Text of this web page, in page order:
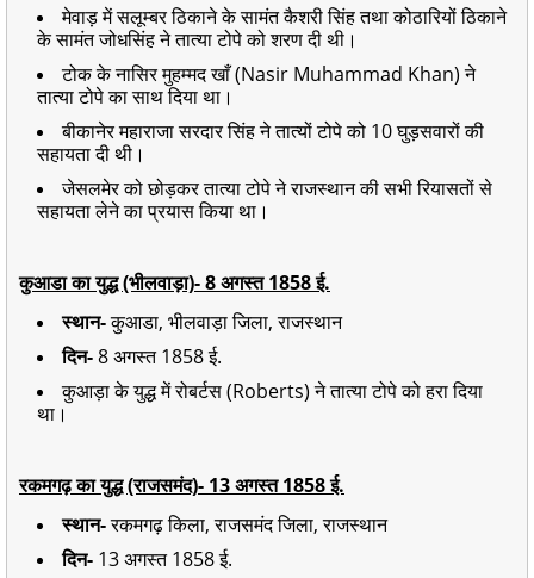
मेवाड़ में सलूम्बर ठिकाने के सामंत कैशरी सिंह तथा कोठारियों ठिकाने
के सामंत जोधसिंह ने तात्या टोपे को शरण दी थी।
टोक के नासिर मुहम्मद खाँ (Nasir Muhammad Khan) ने
तात्या टोपे का साथ दिया था।
बीकानेर महाराजा सरदार सिंह ने तात्यों टोपे को 10 घुड़सवारों की
सहायता दी थी।
जेसलमेर को छोड़कर तात्या टोपे ने राजस्थान की सभी रियासतों से
सहायता लेने का प्रयास किया था।
कुआडा का युद्ध (भीलवाड़ा)- 8 अगस्त 1858 ई.
स्थान-कुआडा, भीलवाड़ा जिला, राजस्थान
दिन-8 अगस्त 1858 ई.
कुआड़ा के युद्ध में रोबर्टस (Roberts) ने तात्या टोपे को हरा दिया
था।
रकमगढ़ का युद्ध (राजसमंद)- 13 अगस्त 1858 ई.
स्थान-रकमगढ़ किला, राजसमंद जिला, राजस्थान
दिन- 13 अगस्त 1858 ई.